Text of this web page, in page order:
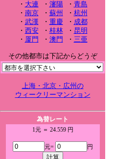
・ 大連 ・ 瀋陽・ 青島
・ 南京・ 蘇州 ・ 杭州
・ 武漢 ・ 重慶 ・ 成都
・ 西安・ 桂林・ 昆明
・ 厦門 ・ 澳門 ・ 三亜
その他都市は下記からどうぞ
上海・北京・広州の
ウィークリーマンション
為替レート
1元 ＝ 24.559 円
元= 円